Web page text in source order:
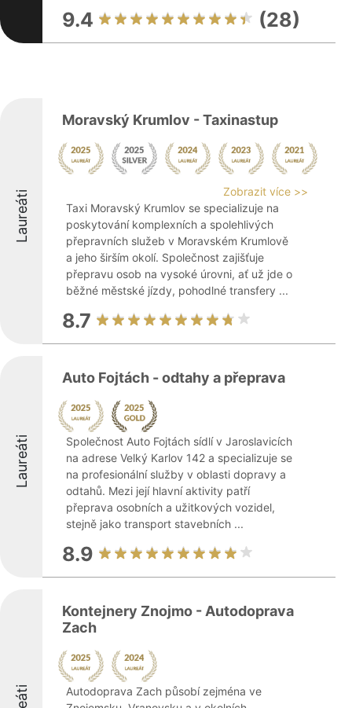
9.4 (28)
Laureáti
Moravský Krumlov - Taxinastup
Zobrazit více >>
Taxi Moravský Krumlov se specializuje na
poskytování komplexních a spolehlivých
přepravních služeb v Moravském Krumlově
a jeho širším okolí. Společnost zajišťuje
přepravu osob na vysoké úrovni, ať už jde o
běžné městské jízdy, pohodlné transfery ...
8.7
Laureáti
Auto Fojtách - odtahy a přeprava
Společnost Auto Fojtách sídlí v Jaroslavicích
na adrese Velký Karlov 142 a specializuje se
na profesionální služby v oblasti dopravy a
odtahů. Mezi její hlavní aktivity patří
přeprava osobních a užitkových vozidel,
stejně jako transport stavebních ...
8.9
Kontejnery Znojmo - Autodoprava
Zach
Autodoprava Zach působí zejména ve